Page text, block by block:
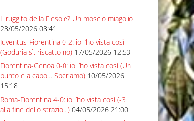
Il ruggito della Fiesole? Un moscio miagolio
23/05/2026 08:41
Juventus-Fiorentina 0-2: io l’ho vista così
(Goduria sì, riscatto no) 17/05/2026 12:53
Fiorentina-Genoa 0-0: io l’ho vista così (Un
punto e a capo… Speriamo) 10/05/2026
15:18
Roma-Fiorentina 4-0: io l’ho vista così (-3
alla fine dello strazio…) 04/05/2026 21:00